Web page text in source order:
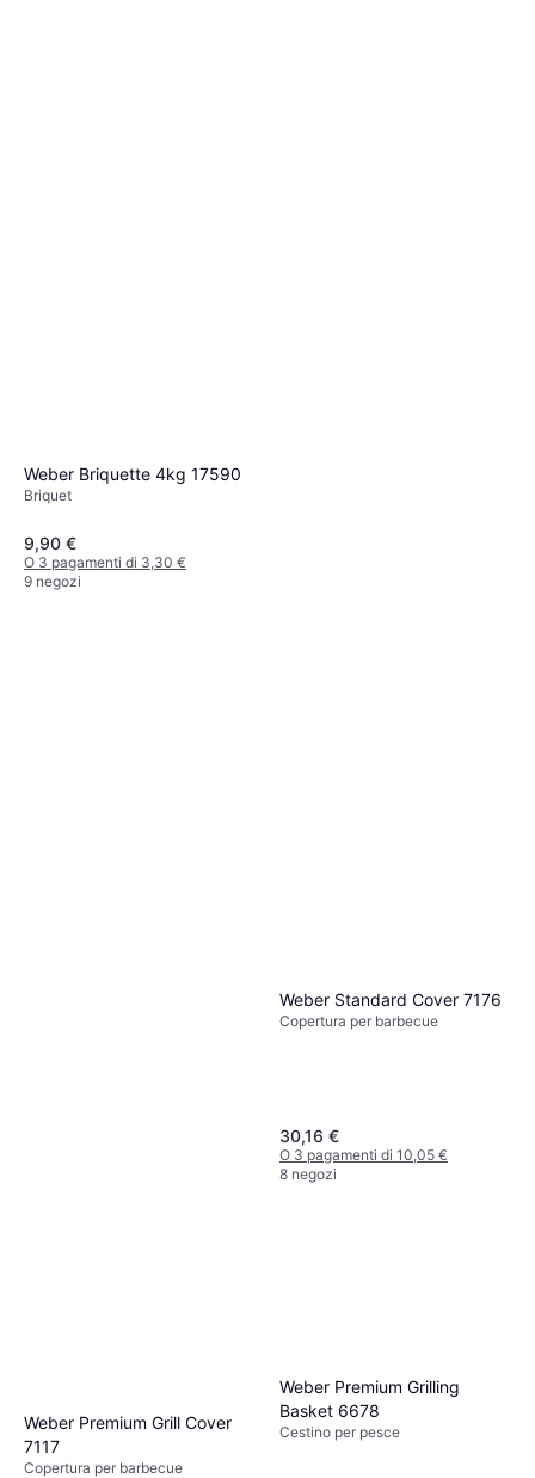
Weber Briquette 4kg 17590
Briquet
9,90 €
O 3 pagamenti di 3,30 €
9 negozi
Weber Standard Cover 7176
Copertura per barbecue
30,16 €
O 3 pagamenti di 10,05 €
8 negozi
Weber Premium Grill Cover
7117
Copertura per barbecue
Weber Premium Grilling
Basket 6678
Cestino per pesce